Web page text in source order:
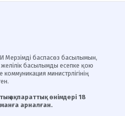
Мерзімді баспасөз басылымын,
желілік басылымды есепке қою
коммуникация министрлігінің
ақпараттық өнімдері 18
арналған.